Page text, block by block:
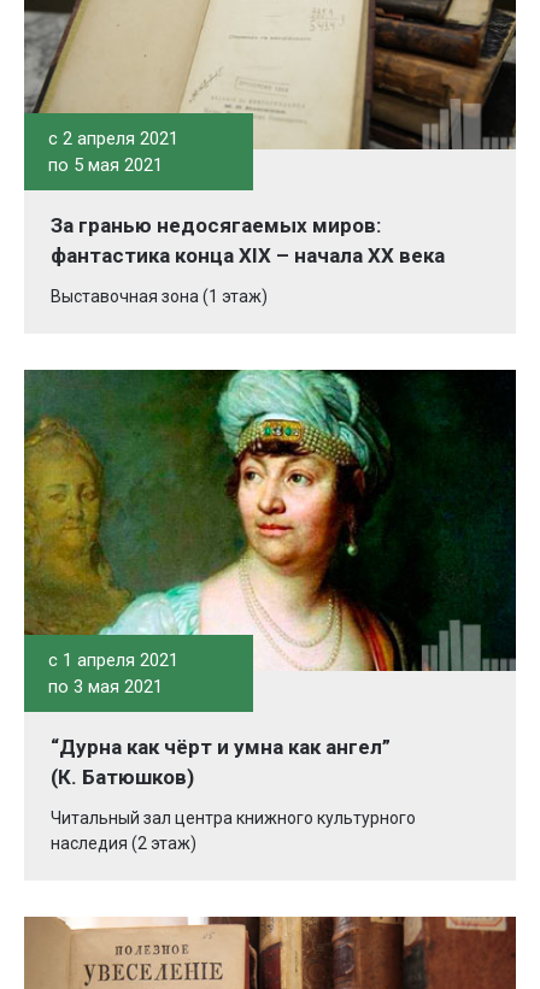
c 2 апреля 2021
по 5 мая 2021
За гранью недосягаемых миров:
фантастика конца XIX – начала ХХ века
Выставочная зона (1 этаж)
c 1 апреля 2021
по 3 мая 2021
“Дурна как чёрт и умна как ангел”
(К. Батюшков)
Читальный зал центра книжного культурного
наследия (2 этаж)